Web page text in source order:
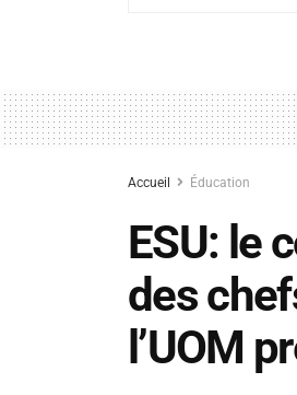
Accueil Éducation
ESU: le
des
l’UOM